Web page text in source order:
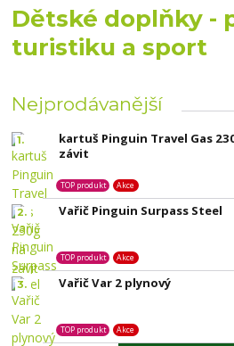
Dětské doplňky -
turistiku a sport
Nejprodávanější
1.
kartuš Pinguin Travel Gas
závit
TOP produkt Akce
2. Vařič Pinguin Surpass Steel
TOP produkt Akce
3. Vařič Var 2 plynový
TOP produkt Akce